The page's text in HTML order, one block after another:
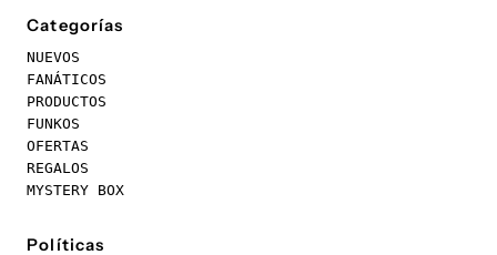
Categorías
NUEVOS
FANÁTICOS
PRODUCTOS
FUNKOS
OFERTAS
REGALOS
MYSTERY BOX
Políticas